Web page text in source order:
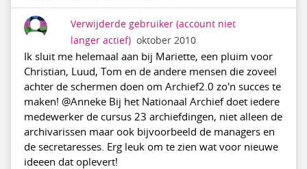
Verwijderde gebruiker (account niet
langer actief) oktober 2010
Ik sluit me helemaal aan bij Mariette, een pluim voor
Christian, Luud, Tom en de andere mensen die zoveel
achter de schermen doen om Archief2.0 zo'n succes te
maken! @Anneke Bij het Nationaal Archief doet iedere
medewerker de cursus 23 archiefdingen, niet alleen de
archivarissen maar ook bijvoorbeeld de managers en
de secretaresses. Erg leuk om te zien wat voor nieuwe
ideeen dat oplevert!